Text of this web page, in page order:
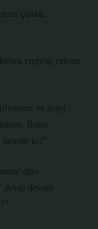
çünkü,
emiyor, ruhum
ve acıyı
Bunu
tanedir ki?”
diye
deyip devam